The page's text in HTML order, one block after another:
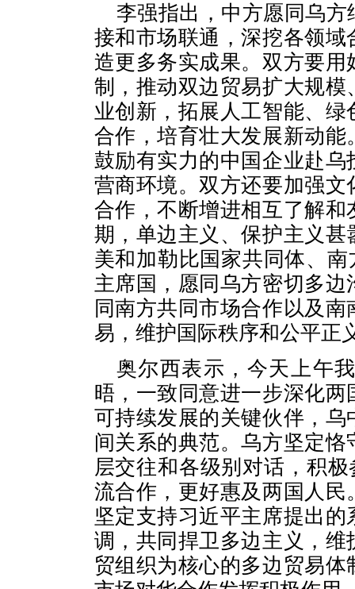
李强指出，中方愿同乌
接和市场联通，深挖各领
造更多务实成果。双方要
制，推动双边贸易扩大规
业创新，拓展人工智能、
合作，培育壮大发展新动
鼓励有实力的中国企业赴
营商环境。双方还要加强
合作，不断增进相互了解
期，单边主义、保护主义
美和加勒比国家共同体、
主席国，愿同乌方密切多
同南方共同市场合作以及
易，维护国际秩序和公平正
奥尔西表示，今天上午
晤，一致同意进一步深化
可持续发展的关键伙伴，
间关系的典范。乌方坚定
层交往和各级别对话，积
流合作，更好惠及两国人
坚定支持习近平主席提出
调，共同捍卫多边主义，
贸组织为核心的多边贸易